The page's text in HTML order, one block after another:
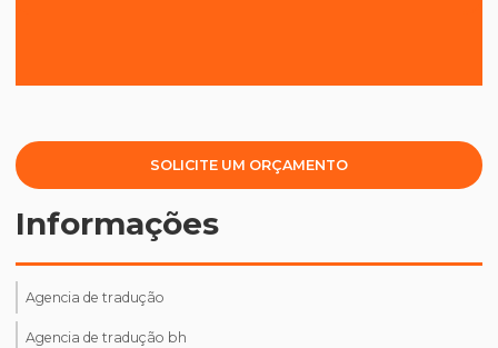
SOLICITE UM ORÇAMENTO
Informações
Agencia de tradução
Agencia de tradução bh